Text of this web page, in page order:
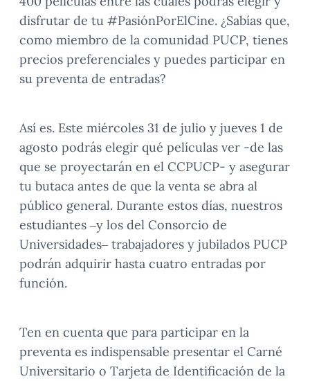
disfrutar de tu #PasiónPorElCine. ¿Sabías que,
como miembro de la comunidad PUCP, tienes
precios preferenciales y puedes participar en
su preventa de entradas?
Así es. Este miércoles 31 de julio y jueves 1 de
agosto podrás elegir qué películas ver -de las
que se proyectarán en el CCPUCP- y asegurar
tu butaca antes de que la venta se abra al
público general. Durante estos días, nuestros
estudiantes –y los del Consorcio de
Universidades– trabajadores y jubilados PUCP
podrán adquirir hasta cuatro entradas por
función.
Ten en cuenta que para participar en la
preventa es indispensable presentar el Carné
Universitario o Tarjeta de Identificación de la